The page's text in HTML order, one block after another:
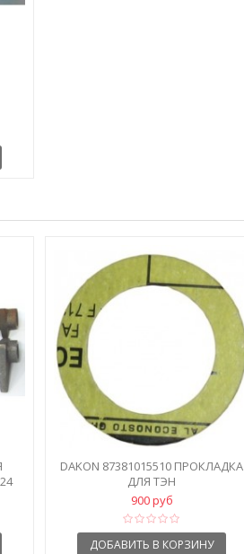
DAKON 87381015510 ПРОКЛАДКА
ДЛЯ ТЭН
900 руб
ДОБАВИТЬ В КОРЗИНУ